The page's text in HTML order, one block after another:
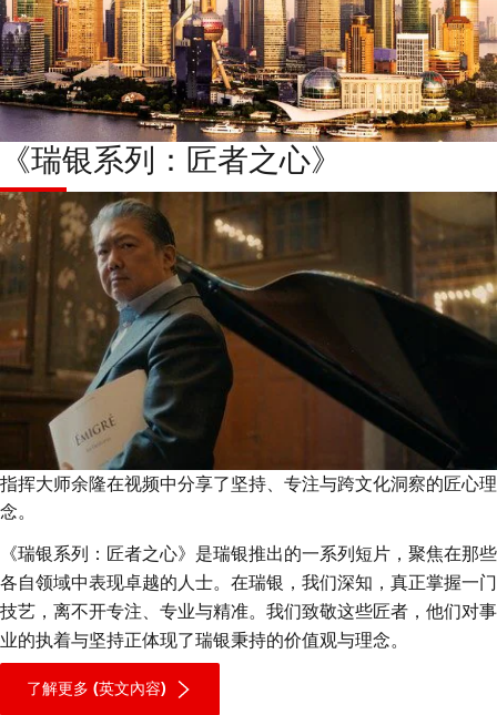
《瑞银系列：匠者之心》
指挥大师余隆在视频中分享了坚持、专注与跨文化洞察的匠心理
念。
《瑞银系列：匠者之心》是瑞银推出的一系列短片，聚焦在那些
各自领域中表现卓越的人士。在瑞银，我们深知，真正掌握一门
技艺，离不开专注、专业与精准。我们致敬这些匠者，他们对事
业的执着与坚持正体现了瑞银秉持的价值观与理念。
了解更多 (英文內容)
系